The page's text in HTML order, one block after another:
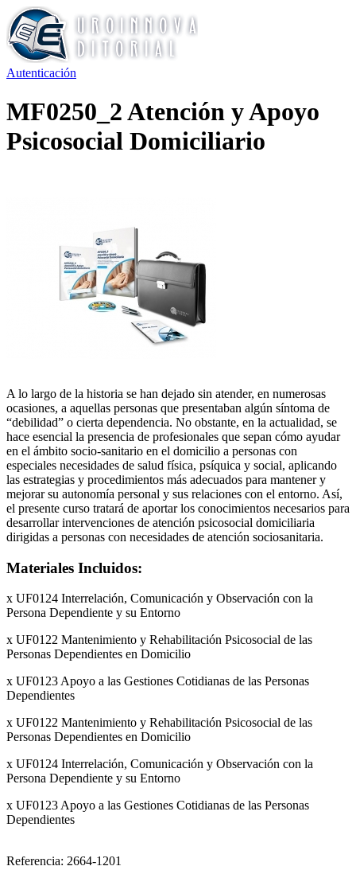
Autenticación
MF0250_2 Atención y Apoyo
Psicosocial Domiciliario
A lo largo de la historia se han dejado sin atender, en numerosas
ocasiones, a aquellas personas que presentaban algún síntoma de
“debilidad” o cierta dependencia. No obstante, en la actualidad, se
hace esencial la presencia de profesionales que sepan cómo ayudar
en el ámbito socio-sanitario en el domicilio a personas con
especiales necesidades de salud física, psíquica y social, aplicando
las estrategias y procedimientos más adecuados para mantener y
mejorar su autonomía personal y sus relaciones con el entorno. Así,
el presente curso tratará de aportar los conocimientos necesarios para
desarrollar intervenciones de atención psicosocial domiciliaria
dirigidas a personas con necesidades de atención sociosanitaria.
Materiales Incluidos:
x UF0124 Interrelación, Comunicación y Observación con la
Persona Dependiente y su Entorno
x UF0122 Mantenimiento y Rehabilitación Psicosocial de las
Personas Dependientes en Domicilio
x UF0123 Apoyo a las Gestiones Cotidianas de las Personas
Dependientes
x UF0122 Mantenimiento y Rehabilitación Psicosocial de las
Personas Dependientes en Domicilio
x UF0124 Interrelación, Comunicación y Observación con la
Persona Dependiente y su Entorno
x UF0123 Apoyo a las Gestiones Cotidianas de las Personas
Dependientes
Referencia: 2664-1201